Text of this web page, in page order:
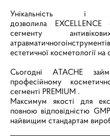
Унікальність і
дозволила
сегменту
естетичної косметології на
Сьогодні ATACHE
професійному
сегменті PREMIUM .
Максимум якості для
повною відповідністю
найвищим стандартам